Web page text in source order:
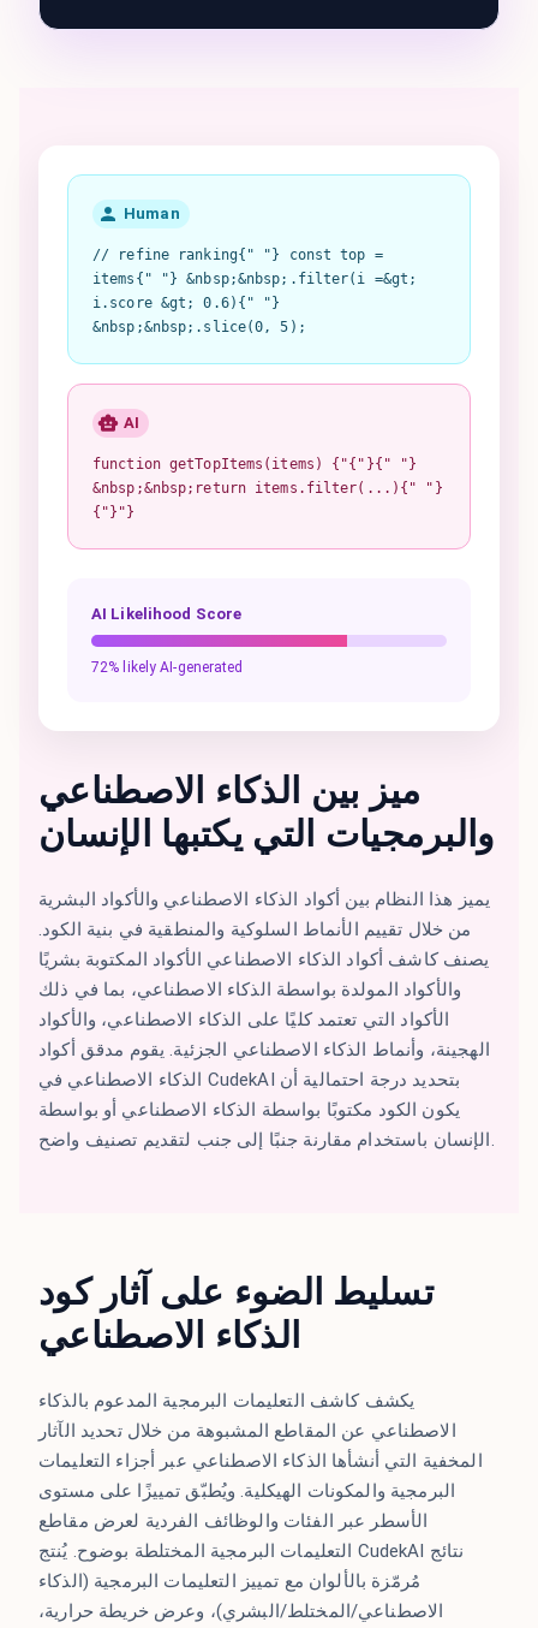
Human
// refine ranking{" "} const top =
items{" "} &nbsp;&nbsp;.filter(i =&gt;
i.score &gt; 0.6){" "}
&nbsp;&nbsp;.slice(0, 5);
AI
function getTopItems(items) {"{"}{" "}
&nbsp;&nbsp;return items.filter(...){" "}
{"}"}
AI Likelihood Score
72% likely AI-generated
ميز بين الذكاء الاصطناعي
والبرمجيات التي يكتبها الإنسان
يميز هذا النظام بين أكواد الذكاء الاصطناعي والأكواد البشرية
من خلال تقييم الأنماط السلوكية والمنطقية في بنية الكود.
يصنف كاشف أكواد الذكاء الاصطناعي الأكواد المكتوبة بشريًا
والأكواد المولدة بواسطة الذكاء الاصطناعي، بما في ذلك
الأكواد التي تعتمد كليًا على الذكاء الاصطناعي، والأكواد
الهجينة، وأنماط الذكاء الاصطناعي الجزئية. يقوم مدقق أكواد
الذكاء الاصطناعي في CudekAI بتحديد درجة احتمالية أن
يكون الكود مكتوبًا بواسطة الذكاء الاصطناعي أو بواسطة
الإنسان باستخدام مقارنة جنبًا إلى جنب لتقديم تصنيف واضح.
تسليط الضوء على آثار كود
الذكاء الاصطناعي
يكشف كاشف التعليمات البرمجية المدعوم بالذكاء
الاصطناعي عن المقاطع المشبوهة من خلال تحديد الآثار
المخفية التي أنشأها الذكاء الاصطناعي عبر أجزاء التعليمات
البرمجية والمكونات الهيكلية. ويُطبّق تمييزًا على مستوى
الأسطر عبر الفئات والوظائف الفردية لعرض مقاطع
التعليمات البرمجية المختلطة بوضوح. يُنتج CudekAI نتائج
مُرمّزة بالألوان مع تمييز التعليمات البرمجية (الذكاء
الاصطناعي/المختلط/البشري)، وعرض خريطة حرارية،